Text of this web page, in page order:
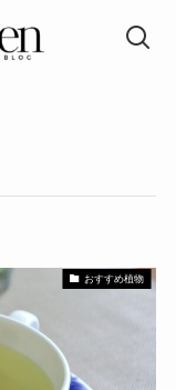
おすすめ植物